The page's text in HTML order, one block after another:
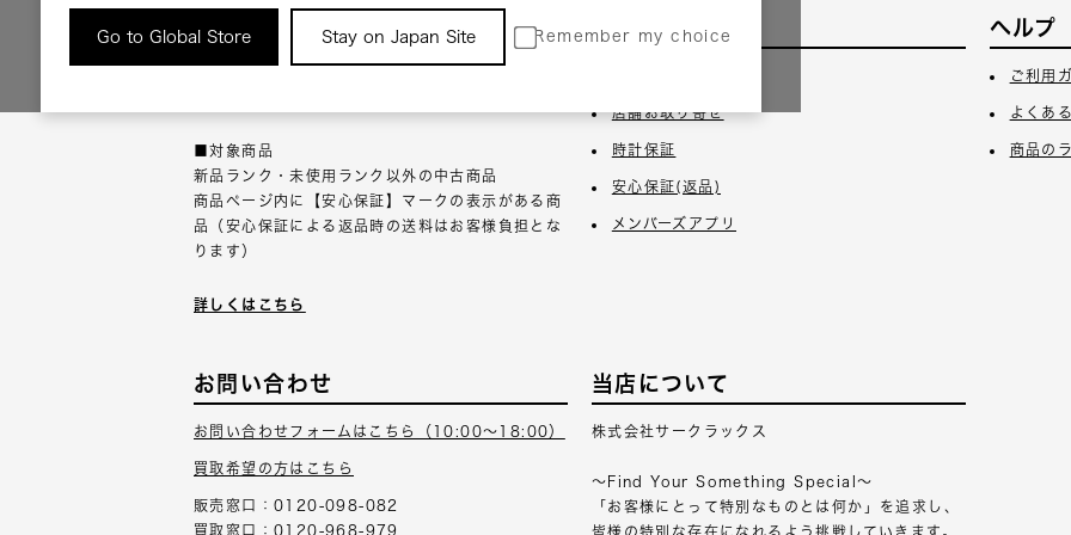
Go to Global Store Stay on Japan Site Remember my choice
返品について
■対象商品
新品ランク・未使用ランク以外の中古商品
商品ページ内に【安心保証】マークの表示がある商
品（安心保証による返品時の送料はお客様負担とな
ります）
詳しくはこちら
サービス
店舗お取り寄せ
時計保証
安心保証(返品)
メンバーズアプリ
ヘルプ
ご利用
よくあ
商品の
お問い合わせ
お問い合わせフォームはこちら（10:00～18:00）
買取希望の方はこちら
販売窓口：0120-098-082
買取窓口：0120-968-979
当店について
株式会社サークラックス
～Find Your Something Special～
「お客様にとって特別なものとは何か」を追求し、
皆様の特別な存在になれるよう挑戦していきます。